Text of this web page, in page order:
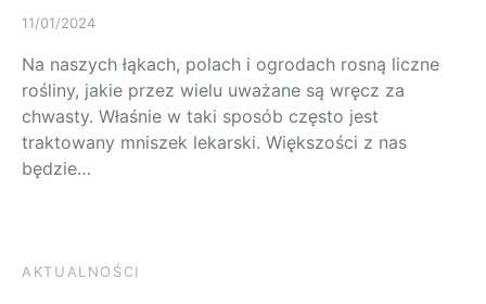
11/01/2024
Na naszych łąkach, polach i ogrodach rosną liczne
rośliny, jakie przez wielu uważane są wręcz za
chwasty. Właśnie w taki sposób często jest
traktowany mniszek lekarski. Większości z nas
będzie…
AKTUALNOŚCI